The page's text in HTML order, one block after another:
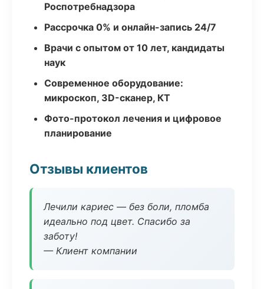
Роспотребнадзора
Рассрочка 0% и онлайн-запись 24/7
Врачи с опытом от 10 лет, кандидаты
наук
Современное оборудование:
микроскоп, 3D-сканер, КТ
Фото-протокол лечения и цифровое
планирование
Отзывы клиентов
Лечили кариес — без боли, пломба
идеально под цвет. Спасибо за
заботу!
— Клиент компании